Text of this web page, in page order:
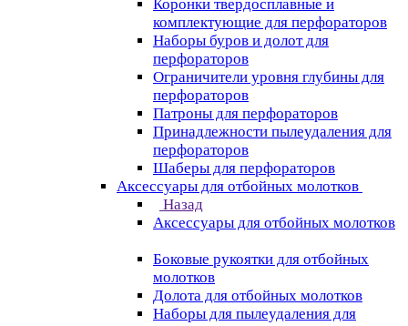
Коронки твердосплавные и
комплектующие для перфораторов
Наборы буров и долот для
перфораторов
Ограничители уровня глубины для
перфораторов
Патроны для перфораторов
Принадлежности пылеудаления для
перфораторов
Шаберы для перфораторов
Аксессуары для отбойных молотков
Назад
Аксессуары для отбойных молотков
Боковые рукоятки для отбойных
молотков
Долота для отбойных молотков
Наборы для пылеудаления для